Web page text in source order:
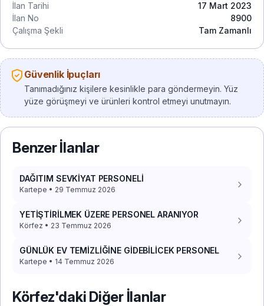
İlan Tarihi
17 Mart 2023
İlan No
8900
Çalışma Şekli
Tam Zamanlı
Güvenlik İpuçları
Tanımadığınız kişilere kesinlikle para göndermeyin. Yüz
yüze görüşmeyi ve ürünleri kontrol etmeyi unutmayın.
Benzer İlanlar
DAĞITIM SEVKİYAT PERSONELİ
Kartepe • 29 Temmuz 2026
YETİŞTİRİLMEK ÜZERE PERSONEL ARANIYOR
Körfez • 23 Temmuz 2026
GÜNLÜK EV TEMİZLİĞİNE GİDEBİLİCEK PERSONEL
Kartepe • 14 Temmuz 2026
Körfez'daki Diğer İlanlar